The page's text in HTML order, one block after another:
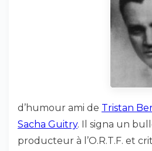
d’humour ami de Tristan
Sacha Guitry. Il signa un
producteur à l’O.R.T.F. et